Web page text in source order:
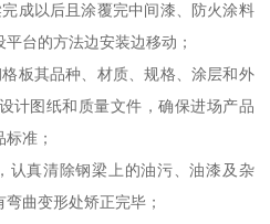
成以后且涂覆完中间漆、防火涂料
台的方法边安装边移动；
板其品种、材质、规格、涂层和外
计图纸和质量文件，确保进场产品
准；
认真清除钢梁上的油污、油漆及杂
曲变形处矫正完毕；